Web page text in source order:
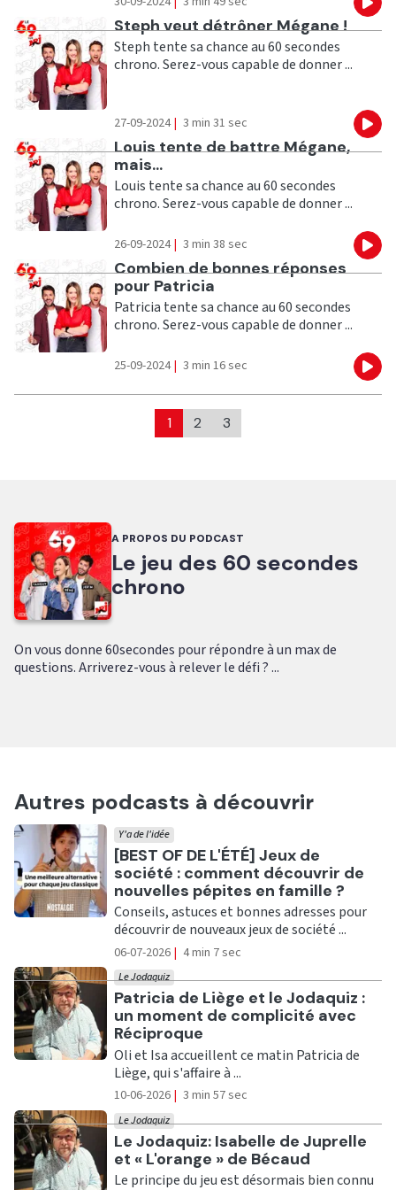
Ecouter
Steph veut détrôner Mégane !
Steph tente sa chance au 60 secondes
chrono. Serez-vous capable de donner ...
27-09-2024 | 3 min 31 sec
Ecouter
Louis tente de battre Mégane,
mais...
Louis tente sa chance au 60 secondes
chrono. Serez-vous capable de donner ...
26-09-2024 | 3 min 38 sec
Ecouter
Combien de bonnes réponses
pour Patricia
Patricia tente sa chance au 60 secondes
chrono. Serez-vous capable de donner ...
25-09-2024 | 3 min 16 sec
1 2 3
A PROPOS DU PODCAST
Le jeu des 60 secondes
chrono
On vous donne 60secondes pour répondre à un max de
questions. Arriverez-vous à relever le défi ? ...
Autres podcasts à découvrir
Ecouter
[BEST OF DE L'ÉTÉ] Jeux de
société : comment découvrir de
nouvelles pépites en famille ?
Y'a de l'idée
Conseils, astuces et bonnes adresses pour
découvrir de nouveaux jeux de société ...
06-07-2026 | 4 min 7 sec
Ecouter
Patricia de Liège et le Jodaquiz :
un moment de complicité avec
Réciproque
Le Jodaquiz
Oli et Isa accueillent ce matin Patricia de
Liège, qui s'affaire à ...
10-06-2026 | 3 min 57 sec
Ecouter
Le Jodaquiz: Isabelle de Juprelle
et « L'orange » de Bécaud
Le Jodaquiz
Le principe du jeu est désormais bien connu